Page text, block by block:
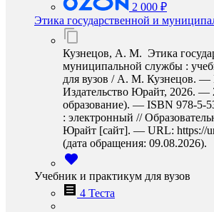
2 000 ₽
Этика государственной и
Кузнецов, А. М. Этика
муниципальной службы :
для вузов / А. М. Кузнецов. —
Издательство Юрайт, 2026.
образование). — ISBN 978-5-
: электронный //
Юрайт [сайт]. — URL: https://
(дата обращения: 09.08.2026).
Учебник и практикум для вузов
4 Теста